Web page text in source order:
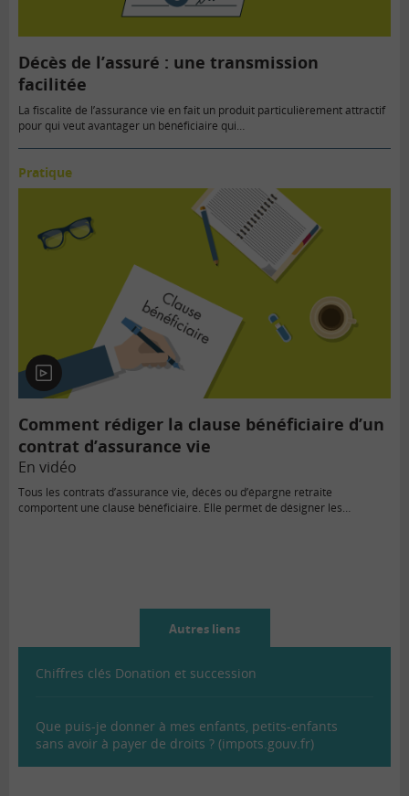
Décès de l’assuré : une transmission
facilitée
La fiscalité de l’assurance vie en fait un produit particulièrement attractif
pour qui veut avantager un bénéficiaire qui…
Pratique
En
vidéo
Comment rédiger la clause bénéficiaire d’un
contrat d’assurance vie
En vidéo
Tous les contrats d’assurance vie, décès ou d’épargne retraite
comportent une clause bénéficiaire. Elle permet de désigner les…
Autres liens
Chiffres clés Donation et succession
Que puis-je donner à mes enfants, petits-enfants
sans avoir à payer de droits ? (impots.gouv.fr)